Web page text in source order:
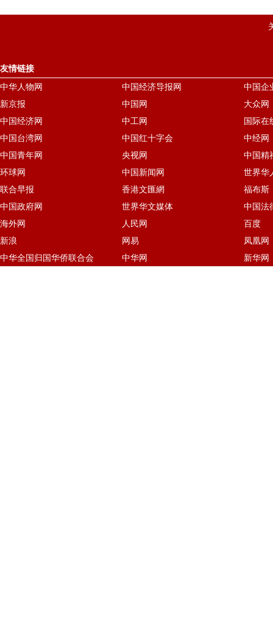
友情链接
中华人物网
中国经济导报网
中国企
新京报
中国网
大众网
中国经济网
中工网
国际在
中国台湾网
中国红十字会
中经网
中国青年网
央视网
中国精
环球网
中国新闻网
世界华
联合早报
香港文匯網
福布斯
中国政府网
世界华文媒体
中国法
海外网
人民网
百度
新浪
网易
凤凰网
中华全国归国华侨联合会
中华网 新华网